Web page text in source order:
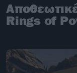
Rings of